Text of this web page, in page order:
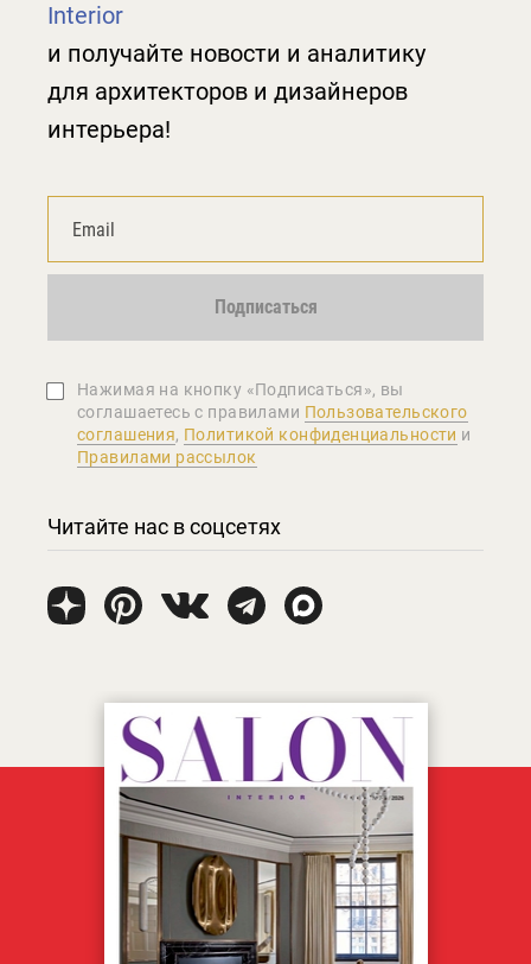
Interior
и получайте новости и аналитику
для архитекторов и дизайнеров
интерьера!
Подписаться
Нажимая на кнопку «Подписаться», вы
соглашаетеcь с правилами Пользовательского
соглашения, Политикой конфиденциальности и
Правилами рассылок
Читайте нас в соцсетях